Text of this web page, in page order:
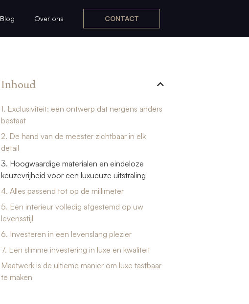
Blog Over ons CONTACT
Inhoud
1. Exclusiviteit: een ontwerp dat nergens anders
bestaat
2. De hand van de meester zichtbaar in elk
detail
3. Hoogwaardige materialen en eindeloze
keuzevrijheid voor een luxueuze uitstraling
4. Alles passend tot op de millimeter
5. Een interieur volledig afgestemd op uw
levensstijl
6. Investeren in een levenslang plezier
7. Een slimme investering in luxe en kwaliteit
Maatwerk is de ultieme manier om luxe tastbaar
te maken